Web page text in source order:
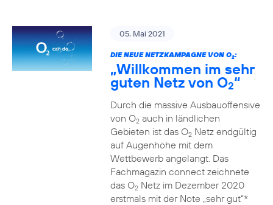
05. Mai 2021
DIE NEUE NETZKAMPAGNE VON O2:
„Willkommen im sehr
guten Netz von O2“
Durch die massive Ausbauoffensive
von O2auch in ländlichen
Gebieten ist das O2Netz endgültig
auf Augenhöhe mit dem
Wettbewerb angelangt. Das
Fachmagazin connect zeichnete
das O2Netz im Dezember 2020
erstmals mit der Note „sehr gut“*